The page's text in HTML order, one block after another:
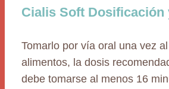
Cialis Soft Dosificación
Tomarlo por vía oral una vez
alimentos, la dosis
debe tomarse al menos 16